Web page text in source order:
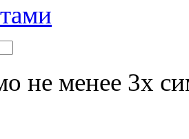
не менее 3х